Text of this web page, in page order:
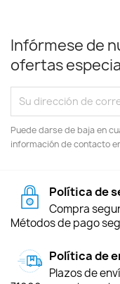
Infórmese de
ofertas
Puede darse de baja en
información de contacto
Política de
Compra
Métodos de pago
Política de
Plazos de